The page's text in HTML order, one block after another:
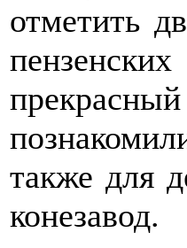
отметить
также для
конезавод.